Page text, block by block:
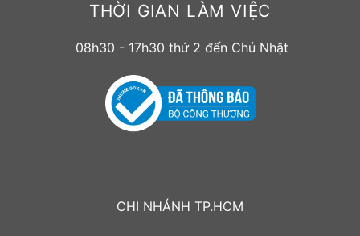
THỜI GIAN LÀM VIỆC
08h30 - 17h30 thứ 2 đến Chủ Nhật
CHI NHÁNH TP.HCM